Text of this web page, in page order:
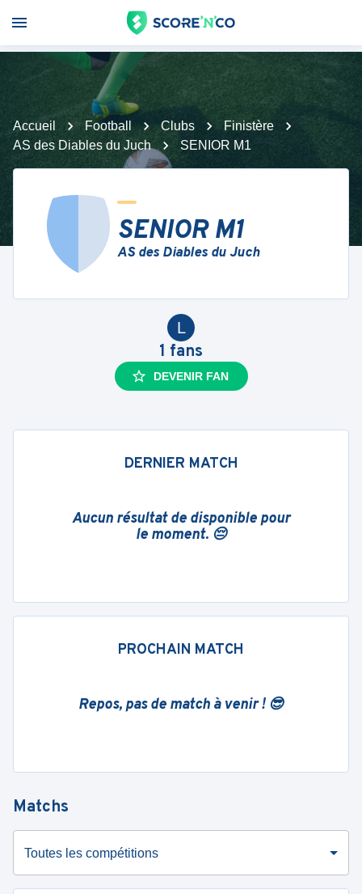
Accueil Football Clubs
Finistère
AS des Diables du Juch
SENIOR M1
SENIOR M1
AS des Diables du Juch
L
1 fans
DEVENIR FAN
DERNIER MATCH
Aucun résultat de disponible pour
le moment. 😔
PROCHAIN MATCH
Repos, pas de match à venir ! 😎
Matchs
Toutes les compétitions